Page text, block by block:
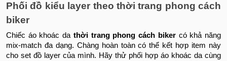
Phối đồ kiểu layer theo thời trang phong cách
biker
Chiếc áo khoác da thời trang phong cách bikercó khả năng
mix-match đa dạng. Chàng hoàn toàn có thể kết hợp item này
cho set đồ layer của mình. Hãy thử phối hợp áo khoác da cùng